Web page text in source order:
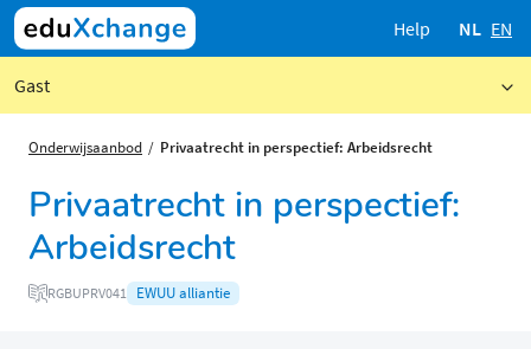
Help NL EN
Gast
Onderwijsaanbod Privaatrecht in perspectief: Arbeidsrecht
Privaatrecht in perspectief:
Arbeidsrecht
RGBUPRV041 EWUU alliantie